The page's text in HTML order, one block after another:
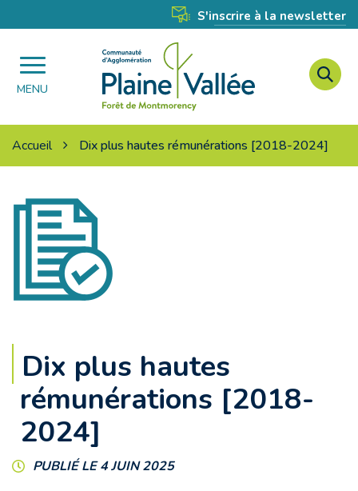
S'inscrire à la newsletter
MENU
Agglomération
Plaine
Vallée
Accueil Dix plus hautes rémunérations [2018-2024]
Dix plus hautes
rémunérations [2018-
2024]
PUBLIÉ LE 4 JUIN 2025